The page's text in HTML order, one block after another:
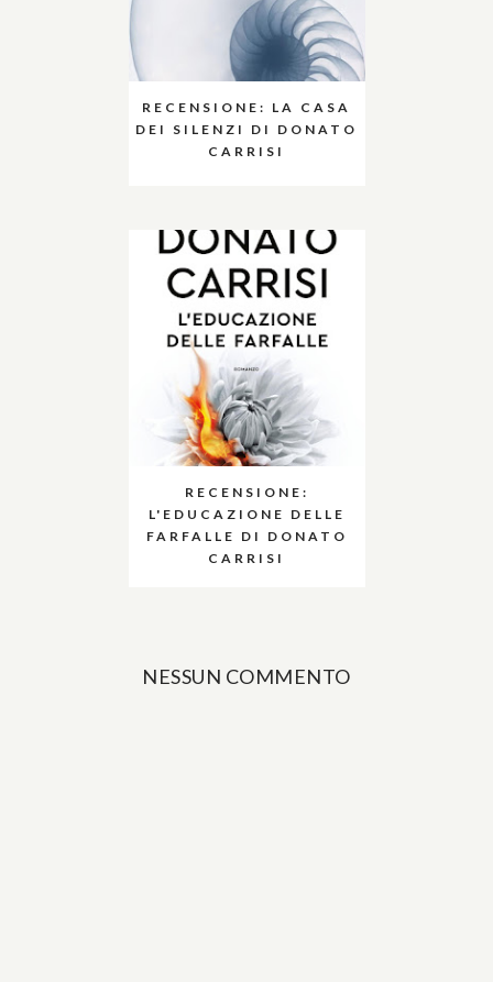
RECENSIONE: LA CASA
DEI SILENZI DI DONATO
CARRISI
RECENSIONE:
L'EDUCAZIONE DELLE
FARFALLE DI DONATO
CARRISI
NESSUN COMMENTO